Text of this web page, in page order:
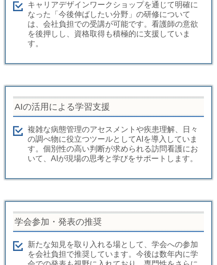
キャリアデザインワークショップを通じて明確に
なった「今後伸ばしたい分野」の研修について
は、会社負担での受講が可能です。看護師の意欲
を後押しし、資格取得も積極的に支援していま
す。
AIの活用による学習支援
複雑な病態管理のアセスメントや疾患理解、日々
の調べ物に役立つツールとしてAIを導入していま
す。個別性の高い判断が求められる訪問看護にお
いて、AIが現場の思考と学びをサポートします。
学会参加・発表の推奨
新たな知見を取り入れる場として、学会への参加
を会社負担で推奨しています。今後は数年内に学